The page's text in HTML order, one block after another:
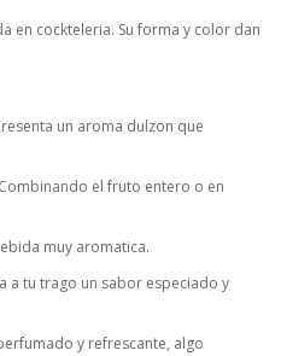
en cockteleria. Su forma y color dan
un aroma dulzon que
el fruto entero o en
muy aromatica.
a tu trago un sabor especiado y
y refrescante, algo